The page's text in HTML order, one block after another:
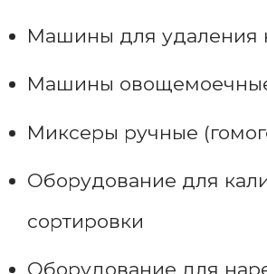
Машины для удаления
Машины
Миксеры ручные
Оборудование для
сортировки
Оборудование для